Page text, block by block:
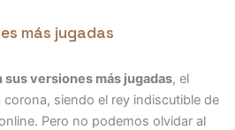
más jugadas
sus versiones más jugadas, el
corona, siendo el rey indiscutible de
Pero no podemos olvidar al